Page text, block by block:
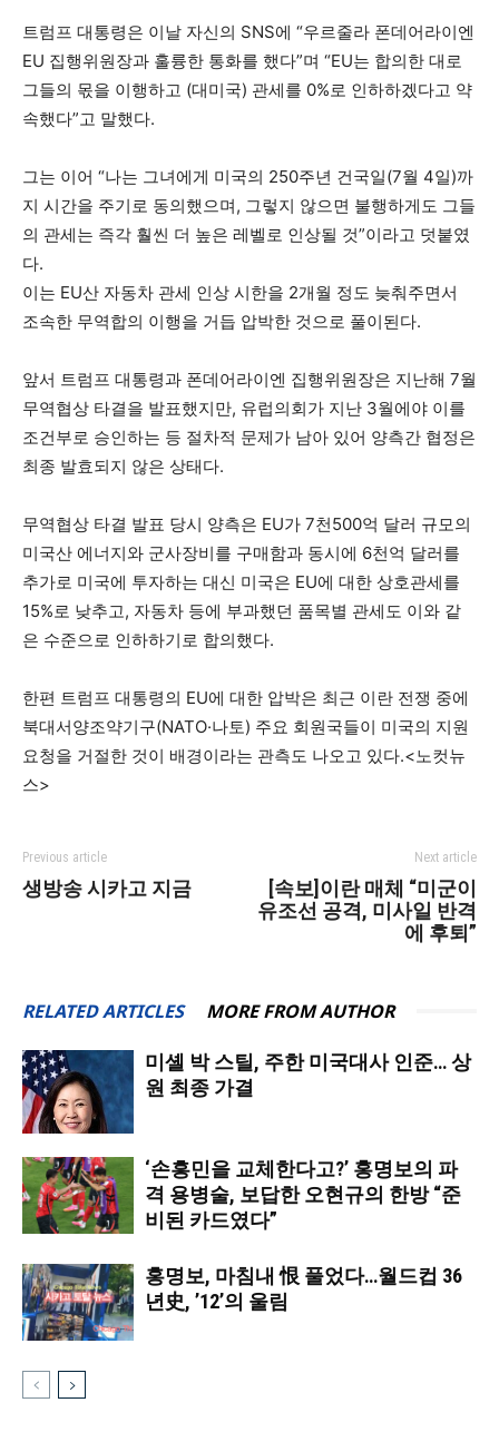
트럼프 대통령은 이날 자신의 SNS에 “우르줄라 폰데어라이엔
EU 집행위원장과 훌륭한 통화를 했다”며 “EU는 합의한 대로
그들의 몫을 이행하고 (대미국) 관세를 0%로 인하하겠다고 약
속했다”고 말했다.
그는 이어 “나는 그녀에게 미국의 250주년 건국일(7월 4일)까
지 시간을 주기로 동의했으며, 그렇지 않으면 불행하게도 그들
의 관세는 즉각 훨씬 더 높은 레벨로 인상될 것”이라고 덧붙였
다.
이는 EU산 자동차 관세 인상 시한을 2개월 정도 늦춰주면서
조속한 무역합의 이행을 거듭 압박한 것으로 풀이된다.
앞서 트럼프 대통령과 폰데어라이엔 집행위원장은 지난해 7월
무역협상 타결을 발표했지만, 유럽의회가 지난 3월에야 이를
조건부로 승인하는 등 절차적 문제가 남아 있어 양측간 협정은
최종 발효되지 않은 상태다.
무역협상 타결 발표 당시 양측은 EU가 7천500억 달러 규모의
미국산 에너지와 군사장비를 구매함과 동시에 6천억 달러를
추가로 미국에 투자하는 대신 미국은 EU에 대한 상호관세를
15%로 낮추고, 자동차 등에 부과했던 품목별 관세도 이와 같
은 수준으로 인하하기로 합의했다.
한편 트럼프 대통령의 EU에 대한 압박은 최근 이란 전쟁 중에
북대서양조약기구(NATO·나토) 주요 회원국들이 미국의 지원
요청을 거절한 것이 배경이라는 관측도 나오고 있다.<노컷뉴
스>
Previous article
생방송 시카고 지금
Next article
[속보]이란 매체 “미군이
유조선 공격, 미사일 반격
에 후퇴”
RELATED ARTICLES MORE FROM AUTHOR
미셸 박 스틸, 주한 미국대사 인준… 상
원 최종 가결
‘손흥민을 교체한다고?’ 홍명보의 파
격 용병술, 보답한 오현규의 한방 “준
비된 카드였다”
홍명보, 마침내 恨 풀었다…월드컵 36
년史, ’12’의 울림